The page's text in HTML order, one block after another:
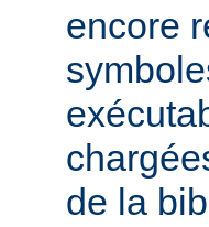
encore
de la